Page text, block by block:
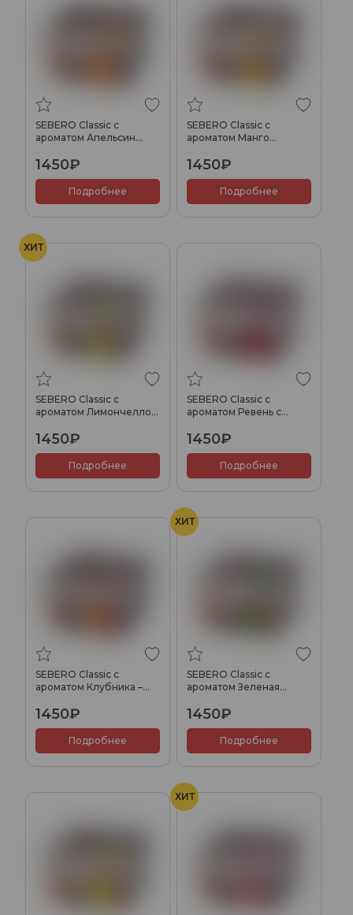
SEBERO Classic с
ароматом Апельсин
1450₽
Подробнее
SEBERO Classic с
ароматом Манго
1450₽
Подробнее
ХИТ
SEBERO Classic с
ароматом Лимончелло
1450₽
Подробнее
SEBERO Classic с
ароматом Ревень c
(Herbal currant), 200 гр.
1450₽
Подробнее
SEBERO Classic с
ароматом Клубника –
200 гр.
1450₽
Подробнее
ХИТ
SEBERO Classic с
ароматом Зеленая
гр.
1450₽
Подробнее
ХИТ